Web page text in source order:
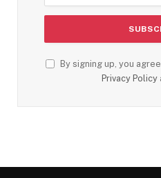
By signing up, you
Privacy Policy